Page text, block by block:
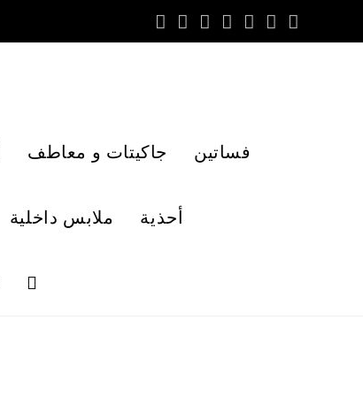
جاكيتات و معاطف فساتين
ملابس داخلية أحذية